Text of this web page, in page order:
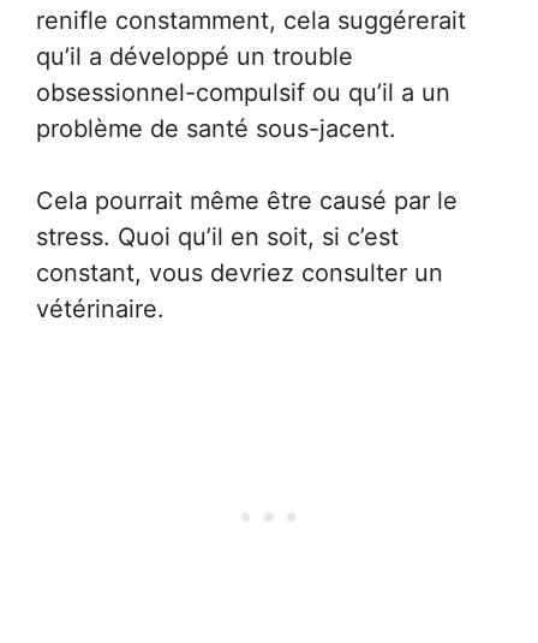
renifle constamment, cela suggérerait
qu’il a développé un trouble
obsessionnel-compulsif ou qu’il a un
problème de santé sous-jacent.
Cela pourrait même être causé par le
stress. Quoi qu’il en soit, si c’est
constant, vous devriez consulter un
vétérinaire.